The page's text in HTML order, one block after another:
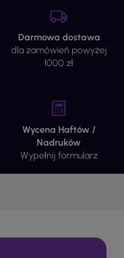
Darmowa dostawa
dla zamówień powyżej
1000 zł
Wycena Haftów /
Nadruków
Wypełnij formularz